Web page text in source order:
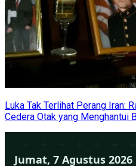
Luka Tak Terlihat Perang Iran:
Cedera Otak yang Menghantui